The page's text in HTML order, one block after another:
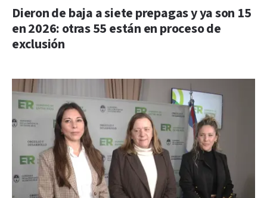
Dieron de baja a siete prepagas y ya son 15
en 2026: otras 55 están en proceso de
exclusión